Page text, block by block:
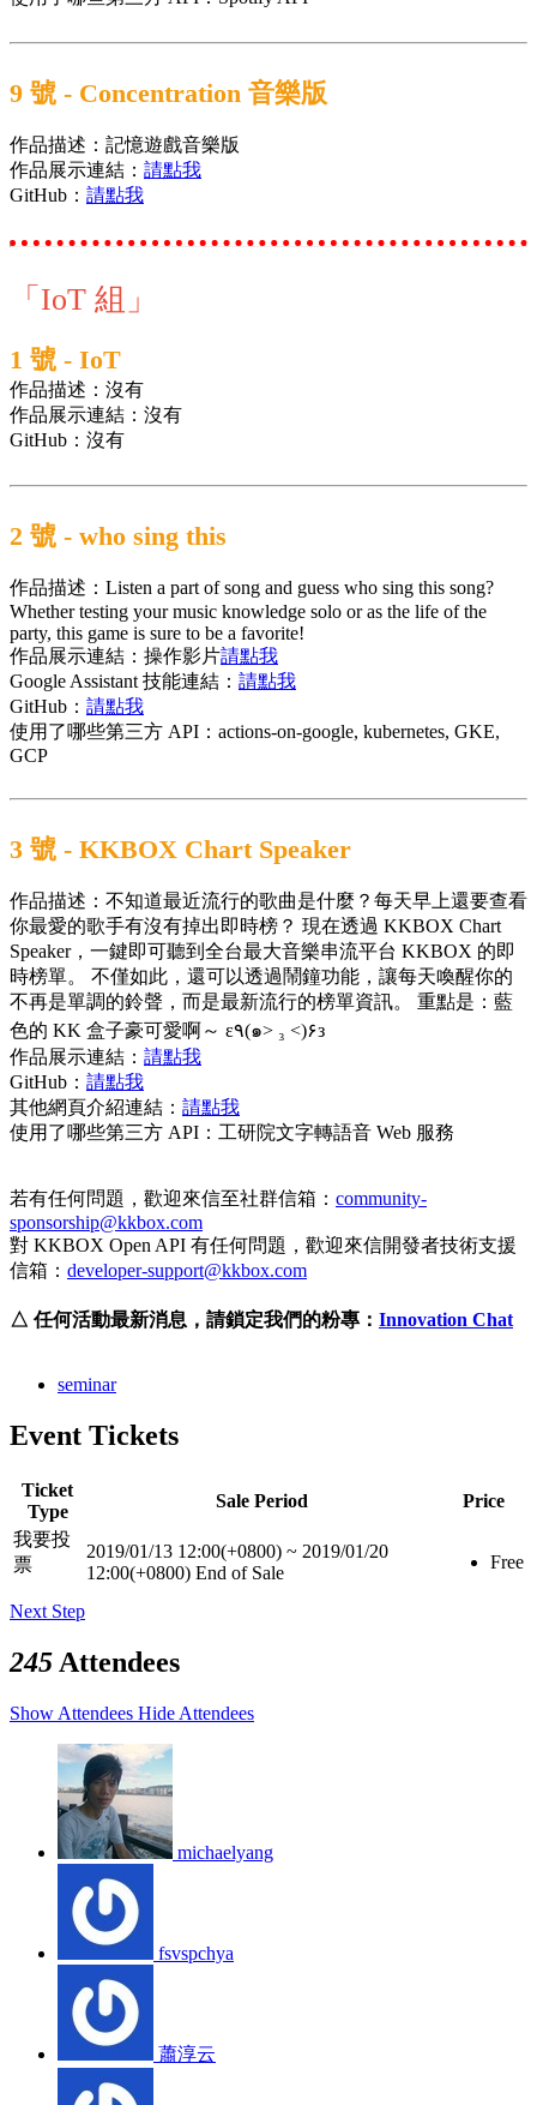
9 號 - Concentration 音樂版
作品描述：記憶遊戲音樂版
作品展示連結： 請點我
GitHub： 請點我
「IoT 組」
1 號 - IoT
作品描述：沒有
作品展示連結：沒有
GitHub：沒有
2 號 - who sing this
作品描述：Listen a part of song and guess who sing this song?
Whether testing your music knowledge solo or as the life of the
party, this game is sure to be a favorite!
作品展示連結：操作影片請點我
Google Assistant 技能連結： 請點我
GitHub： 請點我
使用了哪些第三方 API： actions-on-google, kubernetes, GKE,
GCP
3 號 - KKBOX Chart Speaker
作品描述：不知道最近流行的歌曲是什麼？每天早上還要查看
你最愛的歌手有沒有掉出即時榜？ 現在透過 KKBOX Chart
Speaker，一鍵即可聽到全台最大音樂串流平台 KKBOX 的即
時榜單。 不僅如此，還可以透過鬧鐘功能，讓每天喚醒你的
不再是單調的鈴聲，而是最新流行的榜單資訊。 重點是：藍
色的 KK 盒子豪可愛啊～ ε٩(๑> ₃ <)۶з
作品展示連結： 請點我
GitHub： 請點我
其他網頁介紹連結： 請點我
使用了哪些第三方 API： 工研院文字轉語音 Web 服務
若有任何問題，歡迎來信至社群信箱： community-
sponsorship@kkbox.com
對 KKBOX Open API 有任何問題，歡迎來信開發者技術支援
信箱： developer-support@kkbox.com
△ 任何活動最新消息，請鎖定我們的粉專： Innovation Chat
seminar
Event Tickets
Ticket
Type
Sale Period
Price
我要投
票
2019/01/13 12:00(+0800) ~ 2019/01/20
12:00(+0800) End of Sale
Free
Next Step
245 Attendees
Show Attendees Hide Attendees
michaelyang
fsvspchya
蕭淳云